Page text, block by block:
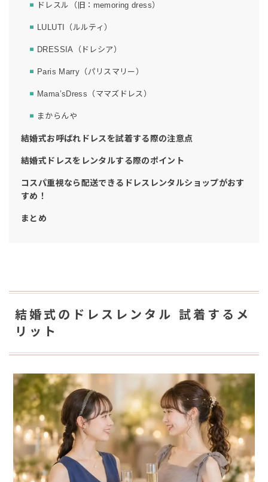
ドレスル（旧：memoring dress）
LULUTI（ルルティ）
DRESSIA（ドレシア）
Paris Marry（パリスマリー）
Mama’sDress（ママズドレス）
まからんや
結婚式お呼ばれドレスを試着する際の注意点
結婚式ドレスをレンタルする際のポイント
コスパ重視なら配送できるドレスレンタルショップがおす
すめ！
まとめ
結婚式のドレスレンタル 試着するメ
リット